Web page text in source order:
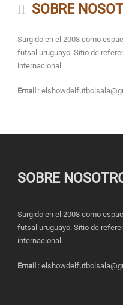
SOBRE
Surgido en el 2008 como
futsal uruguayo. Sitio de
internacional.
Email :
SOBRE
Surgido en el 2008 como
futsal uruguayo. Sitio de
internacional.
Email :